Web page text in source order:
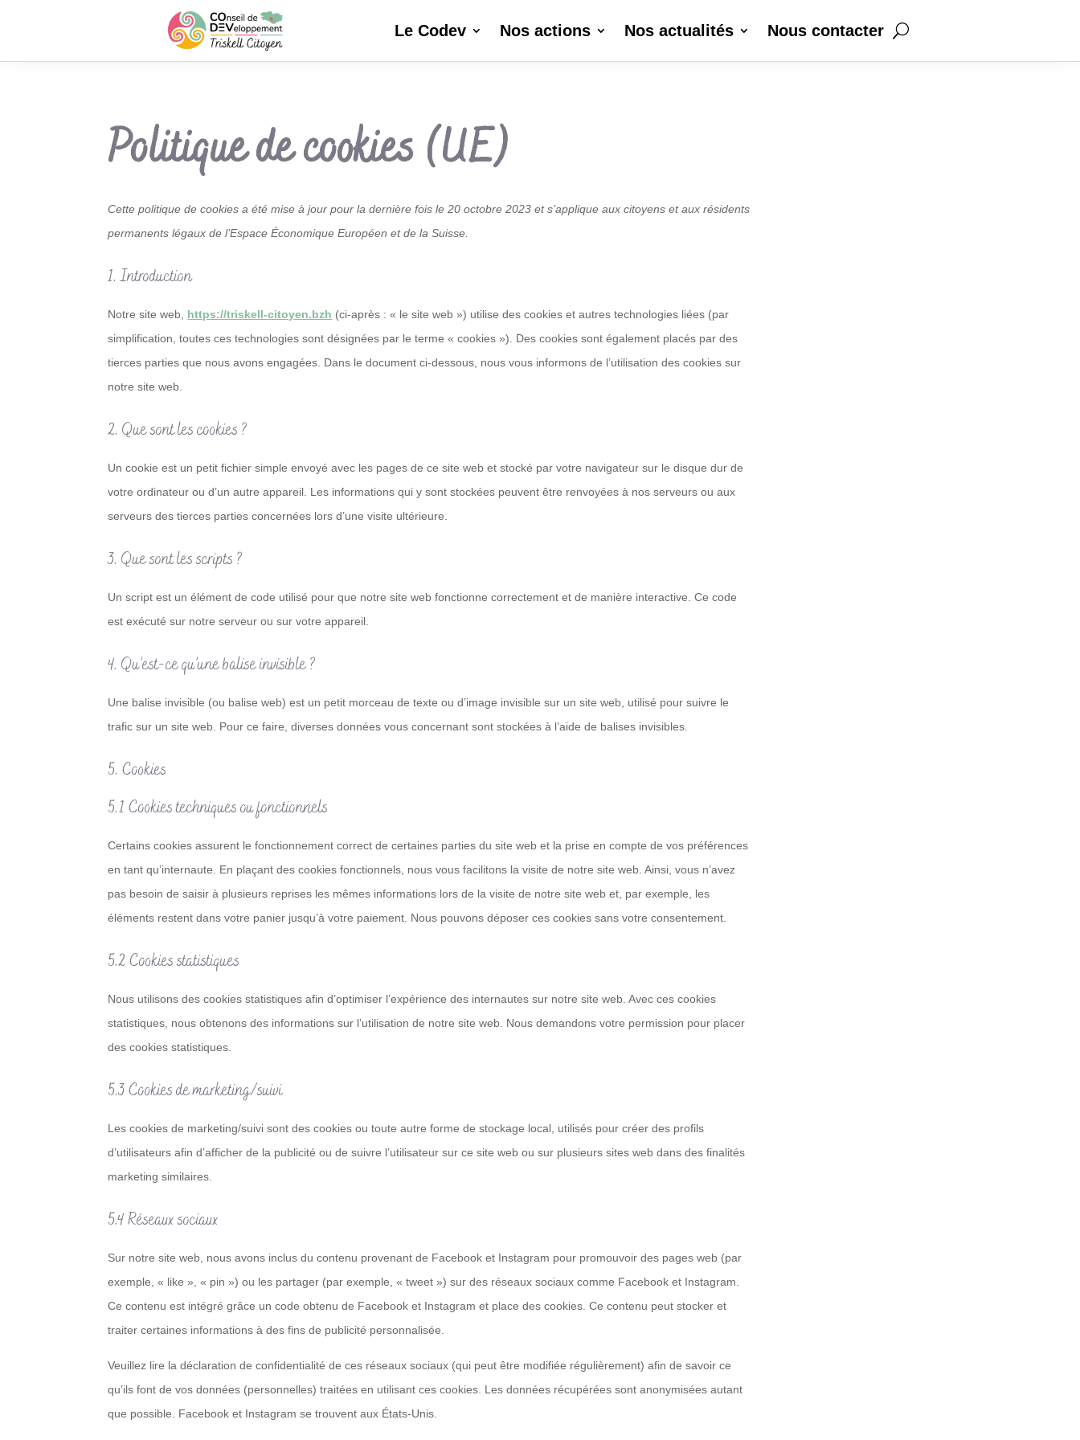
Le Codev Nos actions Nos actualités Nous contacter
Politique de cookies (UE)
Cette politique de cookies a été mise à jour pour la dernière fois le 20 octobre 2023 et s’applique aux citoyens et aux résidents
permanents légaux de l’Espace Économique Européen et de la Suisse.
1. Introduction
Notre site web, https://triskell-citoyen.bzh (ci-après : « le site web ») utilise des cookies et autres technologies liées (par
simplification, toutes ces technologies sont désignées par le terme « cookies »). Des cookies sont également placés par des
tierces parties que nous avons engagées. Dans le document ci-dessous, nous vous informons de l’utilisation des cookies sur
notre site web.
2. Que sont les cookies ?
Un cookie est un petit fichier simple envoyé avec les pages de ce site web et stocké par votre navigateur sur le disque dur de
votre ordinateur ou d’un autre appareil. Les informations qui y sont stockées peuvent être renvoyées à nos serveurs ou aux
serveurs des tierces parties concernées lors d’une visite ultérieure.
3. Que sont les scripts ?
Un script est un élément de code utilisé pour que notre site web fonctionne correctement et de manière interactive. Ce code
est exécuté sur notre serveur ou sur votre appareil.
4. Qu’est-ce qu’une balise invisible ?
Une balise invisible (ou balise web) est un petit morceau de texte ou d’image invisible sur un site web, utilisé pour suivre le
trafic sur un site web. Pour ce faire, diverses données vous concernant sont stockées à l’aide de balises invisibles.
5. Cookies
5.1 Cookies techniques ou fonctionnels
Certains cookies assurent le fonctionnement correct de certaines parties du site web et la prise en compte de vos préférences
en tant qu’internaute. En plaçant des cookies fonctionnels, nous vous facilitons la visite de notre site web. Ainsi, vous n’avez
pas besoin de saisir à plusieurs reprises les mêmes informations lors de la visite de notre site web et, par exemple, les
éléments restent dans votre panier jusqu’à votre paiement. Nous pouvons déposer ces cookies sans votre consentement.
5.2 Cookies statistiques
Nous utilisons des cookies statistiques afin d’optimiser l’expérience des internautes sur notre site web. Avec ces cookies
statistiques, nous obtenons des informations sur l’utilisation de notre site web. Nous demandons votre permission pour placer
des cookies statistiques.
5.3 Cookies de marketing/suivi
Les cookies de marketing/suivi sont des cookies ou toute autre forme de stockage local, utilisés pour créer des profils
d’utilisateurs afin d’afficher de la publicité ou de suivre l’utilisateur sur ce site web ou sur plusieurs sites web dans des finalités
marketing similaires.
5.4 Réseaux sociaux
Sur notre site web, nous avons inclus du contenu provenant de Facebook et Instagram pour promouvoir des pages web (par
exemple, « like », « pin ») ou les partager (par exemple, « tweet ») sur des réseaux sociaux comme Facebook et Instagram.
Ce contenu est intégré grâce un code obtenu de Facebook et Instagram et place des cookies. Ce contenu peut stocker et
traiter certaines informations à des fins de publicité personnalisée.
Veuillez lire la déclaration de confidentialité de ces réseaux sociaux (qui peut être modifiée régulièrement) afin de savoir ce
qu’ils font de vos données (personnelles) traitées en utilisant ces cookies. Les données récupérées sont anonymisées autant
que possible. Facebook et Instagram se trouvent aux États-Unis.